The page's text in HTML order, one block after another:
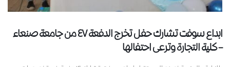
ابداع سوفت تشارك حفل تخرج الدفعة ٤٧ من جامعة صنعاء
– كلية التجارة وترعى احتفالها